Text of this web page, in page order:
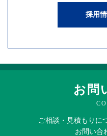
採用
お問
ご相談・見積もりに
お問い合